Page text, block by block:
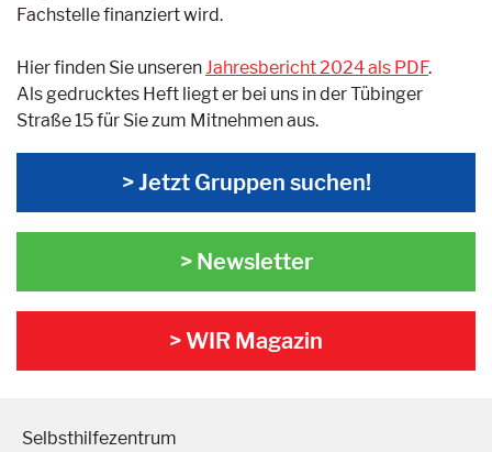
Fachstelle finanziert wird.
Hier finden Sie unseren Jahresbericht 2024 als PDF.
Als gedrucktes Heft liegt er bei uns in der Tübinger
Straße 15 für Sie zum Mitnehmen aus.
> Jetzt Gruppen suchen!
> Newsletter
> WIR Magazin
Selbsthilfezentrum